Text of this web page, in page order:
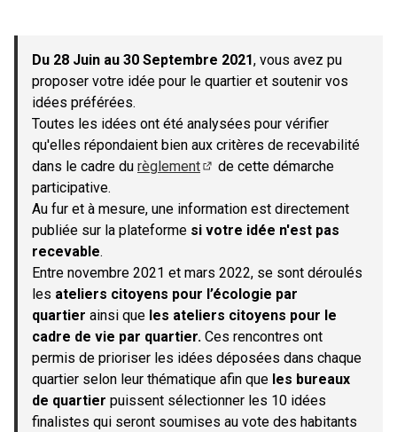
−
Du 28 Juin au 30 Septembre 2021, vous avez pu
proposer votre idée pour le quartier et soutenir vos
idées préférées.
Toutes les idées ont été analysées pour vérifier
qu'elles répondaient bien aux critères de recevabilité
dans le cadre du règlement
de cette démarche
participative.
Au fur et à mesure, une information est directement
publiée sur la plateforme si votre idée n'est pas
recevable.
Entre novembre 2021 et mars 2022, se sont déroulés
les ateliers citoyens pour l’écologie par
quartier ainsi que les ateliers citoyens pour le
cadre de vie par quartier. Ces rencontres ont
permis de prioriser les idées déposées dans chaque
quartier selon leur thématique afin que les bureaux
de quartier puissent sélectionner les 10 idées
finalistes qui seront soumises au vote des habitants